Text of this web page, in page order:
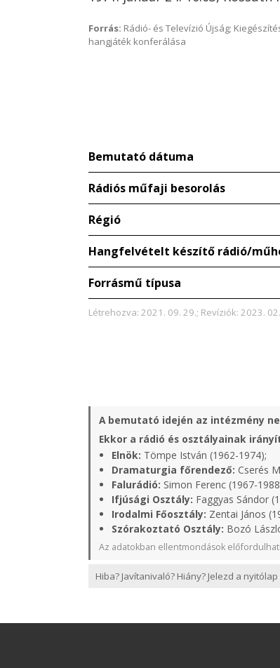
Forrás: Rádió- és Televízió Újság;
hangjáték konferálása
Bemutató dátuma
Rádiós műfaji besorolás
Régió
Hangfelvételt készítő rádió/
Forrásmű típusa
Létrehozva: 2021. 09. 29.; Revíziók: 2023.
A bemutató idején az intézmény
Ekkor a rádió és osztályainak
Elnök: Tömpe István (1962-1974);
Dramaturgia főrendező: Cserés
Falurádió: Simon Ferenc (1967-
Ifjúsági Osztály: Faggyas Sándor
Irodalmi Főosztály: Zentai János
Szórakoztató Osztály: Bozó
Az adatokban ellentmondások
Hiba? Javítanivaló? Hiány? Jelezd a